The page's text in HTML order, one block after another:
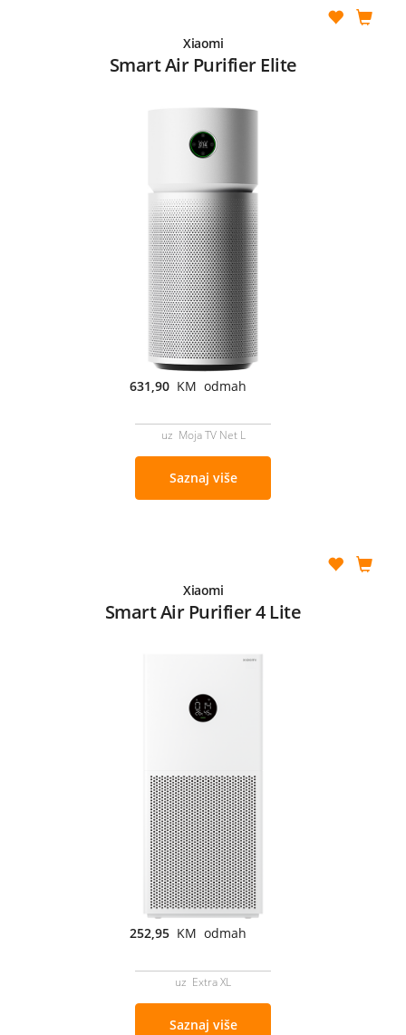
Xiaomi
Smart Air Purifier Elite
631,90 KM odmah
uz Moja TV Net L
Saznaj više
Xiaomi
Smart Air Purifier 4 Lite
252,95 KM odmah
uz Extra XL
Saznaj više